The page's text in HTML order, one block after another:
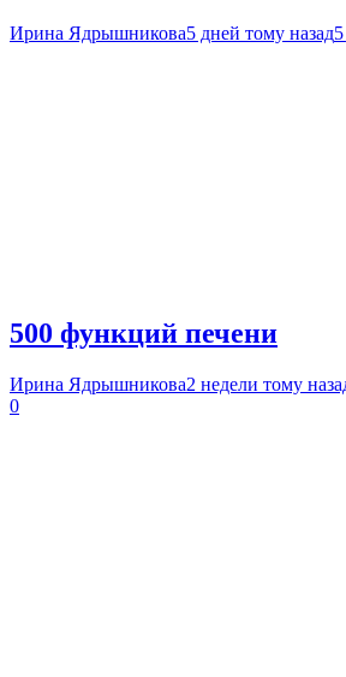
Ирина Ядрышникова5 дней тому назад
500 функций печени
Ирина Ядрышникова2 недели тому
0